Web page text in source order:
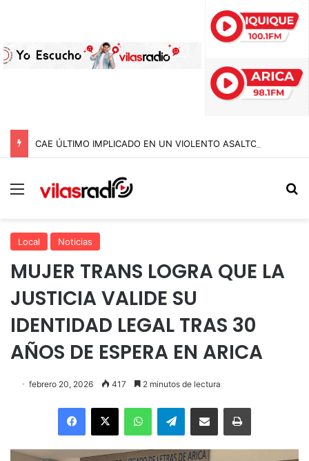
Menú
Local Noticias
MUJER TRANS LOGRA QUE LA
JUSTICIA VALIDE SU
IDENTIDAD LEGAL TRAS 30
AÑOS DE ESPERA EN ARICA
febrero 20, 2026 417 2 minutos de lectura
Facebook
X WhatsAppTelegramEnviar vía email Imprimir